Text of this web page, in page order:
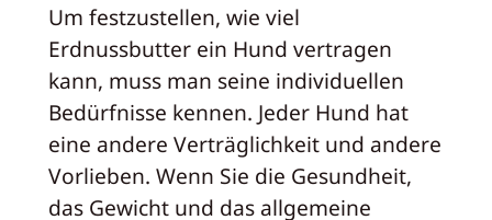
Um festzustellen, wie viel
Erdnussbutter ein Hund vertragen
kann, muss man seine individuellen
Bedürfnisse kennen. Jeder Hund hat
eine andere Verträglichkeit und andere
Vorlieben. Wenn Sie die Gesundheit,
das Gewicht und das allgemeine